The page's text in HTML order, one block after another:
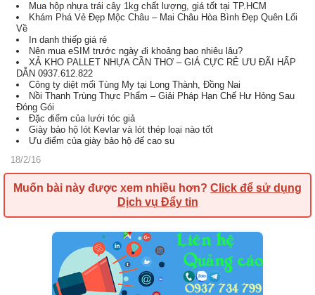
Mua hộp nhựa trái cây 1kg chất lượng, giá tốt tại TP.HCM
Khám Phá Vẻ Đẹp Mộc Châu – Mai Châu Hòa Bình Đẹp Quên Lối
Về
In danh thiếp giá rẻ
Nên mua eSIM trước ngày đi khoảng bao nhiêu lâu?
XẢ KHO PALLET NHỰA CẦN THƠ – GIÁ CỰC RẺ ƯU ĐÃI HẤP
DẪN 0937.612.822
Công ty diệt mối Tùng My tại Long Thành, Đồng Nai
Nồi Thanh Trùng Thực Phẩm – Giải Pháp Hạn Chế Hư Hỏng Sau
Đóng Gói
Đặc điểm của lưới tóc giả
Giày bảo hộ lót Kevlar và lót thép loại nào tốt
Ưu điểm của giày bảo hộ đế cao su
18/2/16
Muốn bài này được xem nhiều hơn? Click để sử dụng
Dịch vụ Đẩy tin